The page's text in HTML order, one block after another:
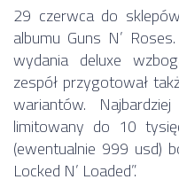
29 czerwca do
albumu Guns N’
wydania deluxe
zespół przygotował
wariantów.
limitowany do 10
(ewentualnie 999 usd)
Locked N’ Loaded”.